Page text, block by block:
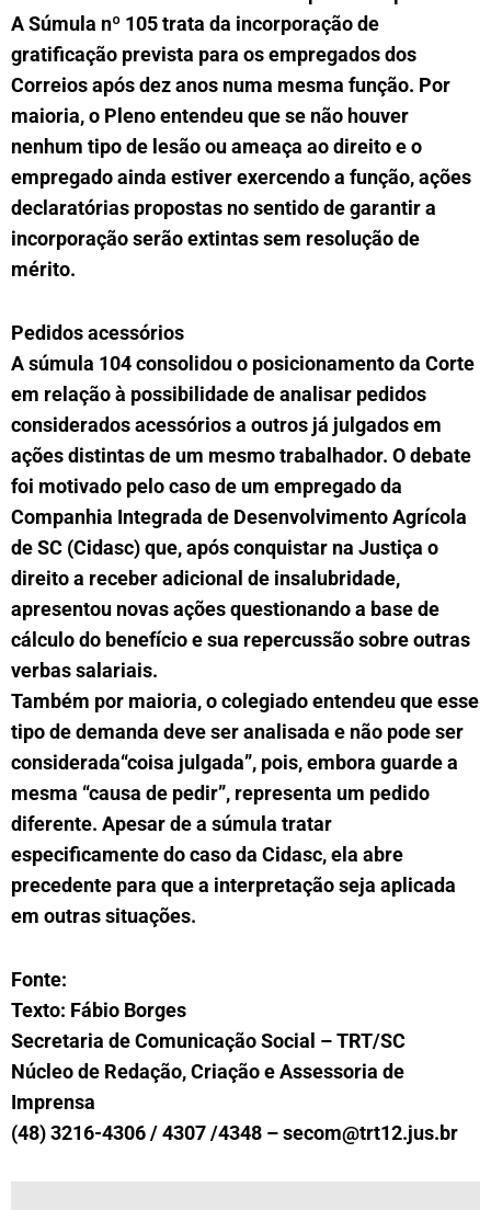
A Súmula nº 105 trata da incorporação de
gratificação prevista para os empregados dos
Correios após dez anos numa mesma função. Por
maioria, o Pleno entendeu que se não houver
nenhum tipo de lesão ou ameaça ao direito e o
empregado ainda estiver exercendo a função, ações
declaratórias propostas no sentido de garantir a
incorporação serão extintas sem resolução de
mérito.
Pedidos acessórios
A súmula 104 consolidou o posicionamento da Corte
em relação à possibilidade de analisar pedidos
considerados acessórios a outros já julgados em
ações distintas de um mesmo trabalhador. O debate
foi motivado pelo caso de um empregado da
Companhia Integrada de Desenvolvimento Agrícola
de SC (Cidasc) que, após conquistar na Justiça o
direito a receber adicional de insalubridade,
apresentou novas ações questionando a base de
cálculo do benefício e sua repercussão sobre outras
verbas salariais.
Também por maioria, o colegiado entendeu que esse
tipo de demanda deve ser analisada e não pode ser
considerada“coisa julgada”, pois, embora guarde a
mesma “causa de pedir”, representa um pedido
diferente. Apesar de a súmula tratar
especificamente do caso da Cidasc, ela abre
precedente para que a interpretação seja aplicada
em outras situações.
Fonte:
Texto: Fábio Borges
Secretaria de Comunicação Social – TRT/SC
Núcleo de Redação, Criação e Assessoria de
Imprensa
(48) 3216-4306 / 4307 /4348 –secom@trt12.jus.br